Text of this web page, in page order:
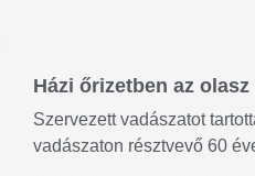
Házi őrizetben az olasz
Szervezett vadászatot
vadászaton résztvevő 60